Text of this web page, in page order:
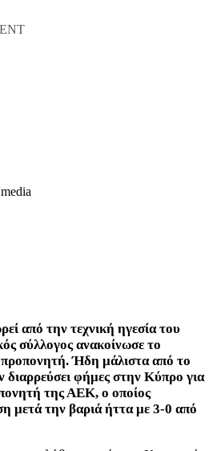
από την τεχνική ηγεσία του
σύλλογος ανακοίνωσε το
προπονητή. Ήδη μάλιστα από το
διαρρεύσει φήμες στην Κύπρο για
της ΑΕΚ, ο οποίος
μετά την βαριά ήττα με 3-0 από